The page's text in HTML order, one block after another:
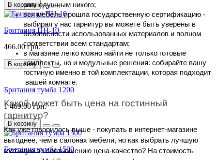
равнодушным никого;
вся мебель прошла государственную сертификацию -
выбирая у нас гарнитур вы можете быть уверены в
безопасности использованных материалов и полном
соответствии всем стандартам;
в магазине легко можно найти не только готовые
комплекты, но и модульные решения: собирайте вашу
гостиную именно в той комплектации, которая подходит
вашей комнате.
Какой может быть цена на гостинный
гарнитур?
Как уже говорилось выше - покупать в интернет-магазине
выгоднее, чем в салонах мебели, но как выбрать лучшую
гостиную по соотношению цена-качество? На стоимость
В корзину
Британия ПН-10
466.00 грн.
В корзину
Британия тумба 1200
1 469.00 грн.
В корзину
Британия тумба 1500